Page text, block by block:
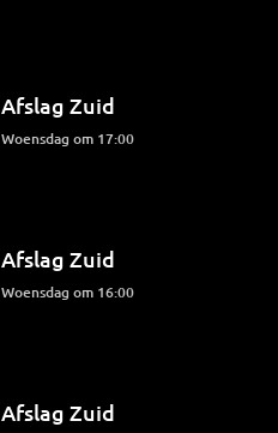
Afslag Zuid
woensdag om 17:00
Afslag Zuid
woensdag om 16:00
Afslag Zuid